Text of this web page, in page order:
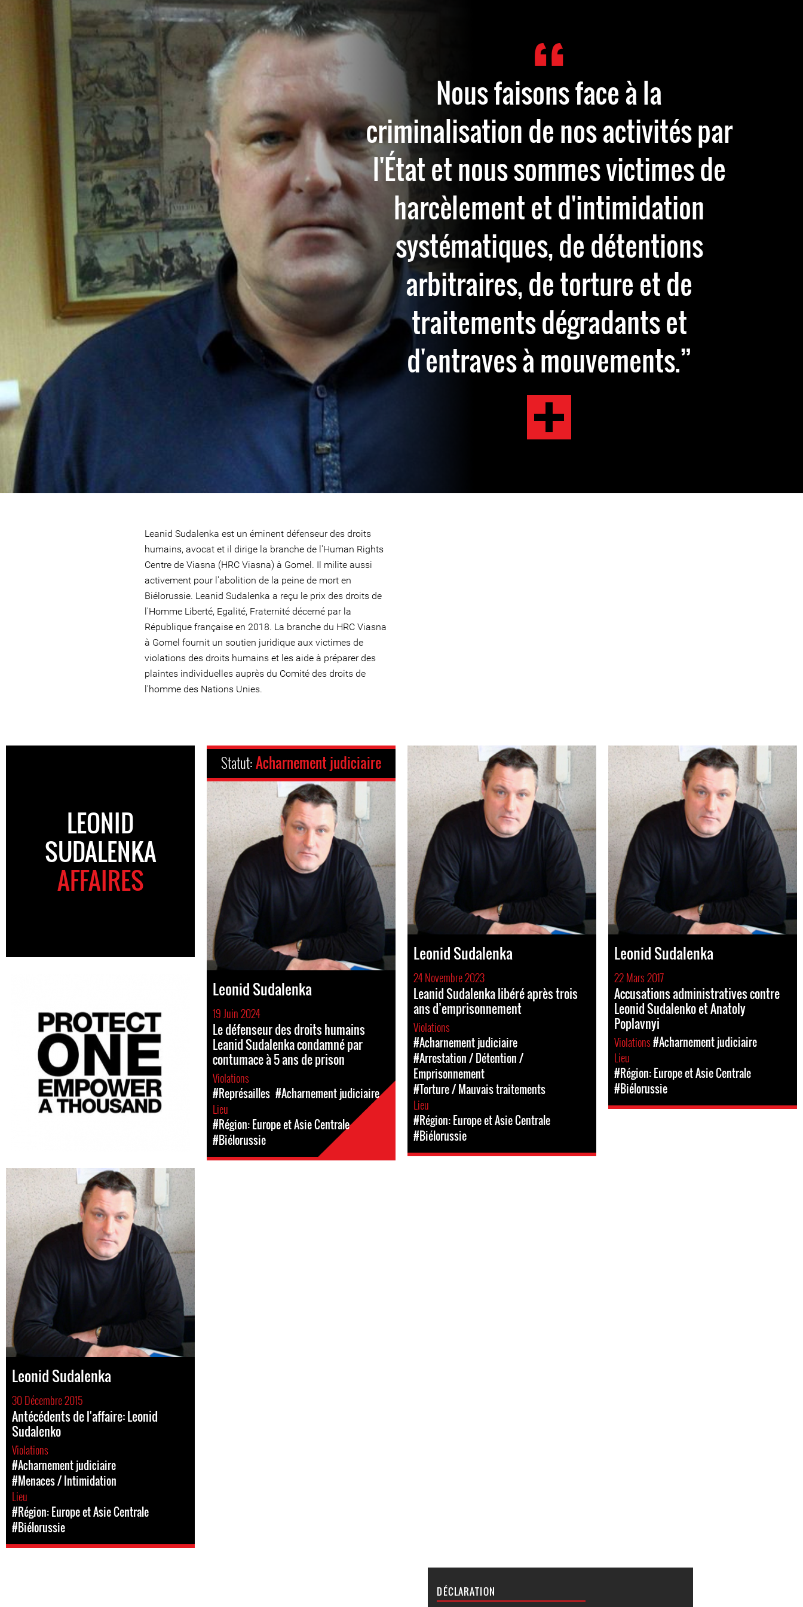
Nous faisons face à la
criminalisation de nos activités par
l'État et nous sommes victimes de
harcèlement et d'intimidation
systématiques, de détentions
arbitraires, de torture et de
traitements dégradants et
d'entraves à mouvements.
Leanid Sudalenka est un éminent défenseur des droits
humains, avocat et il dirige la branche de l'Human Rights
Centre de Viasna (HRC Viasna) à Gomel. Il milite aussi
activement pour l'abolition de la peine de mort en
Biélorussie. Leanid Sudalenka a reçu le prix des droits de
l'Homme Liberté, Egalité, Fraternité décerné par la
République française en 2018. La branche du HRC Viasna
à Gomel fournit un soutien juridique aux victimes de
violations des droits humains et les aide à préparer des
plaintes individuelles auprès du Comité des droits de
l'homme des Nations Unies.
LEONID
SUDALENKA
AFFAIRES
Statut:Acharnement judiciaire
Leonid Sudalenka
19 Juin 2024
Le défenseur des droits humains
Leanid Sudalenka condamné par
contumace à 5 ans de prison
Violations
#Représailles #Acharnement judiciaire
Lieu
#Région: Europe et Asie Centrale
#Biélorussie
Leonid Sudalenka
24 Novembre 2023
Leanid Sudalenka libéré après trois
ans d’emprisonnement
Violations
#Acharnement judiciaire
#Arrestation / Détention /
Emprisonnement
#Torture / Mauvais traitements
Lieu
#Région: Europe et Asie Centrale
#Biélorussie
Leonid Sudalenka
22 Mars 2017
Accusations administratives contre
Leonid Sudalenko et Anatoly
Poplavnyi
Violations#Acharnement judiciaire
Lieu
#Région: Europe et Asie Centrale
#Biélorussie
Leonid Sudalenka
30 Décembre 2015
Antécédents de l'affaire: Leonid
Sudalenko
Violations
#Acharnement judiciaire
#Menaces / Intimidation
Lieu
#Région: Europe et Asie Centrale
#Biélorussie
DÉCLARATION